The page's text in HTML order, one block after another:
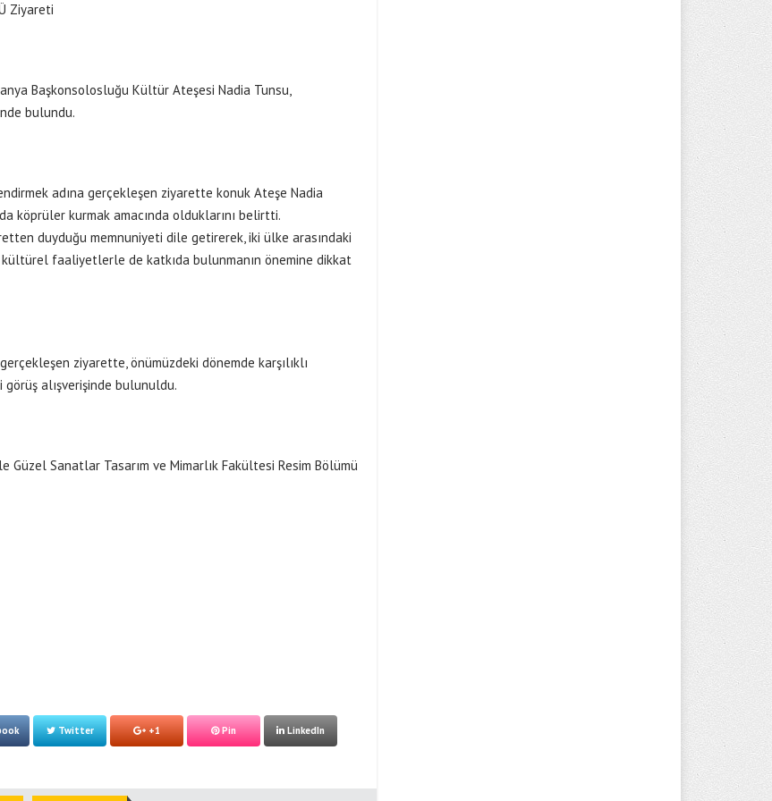
Ziyareti
Başkonsolosluğu Kültür Ateşesi Nadia Tunsu,
bulundu.
adına gerçekleşen ziyarette konuk Ateşe Nadia
köprüler kurmak amacında olduklarını belirtti.
duyduğu memnuniyeti dile getirerek, iki ülke arasındaki
faaliyetlerle de katkıda bulunmanın önemine dikkat
ziyarette, önümüzdeki dönemde karşılıklı
alışverişinde bulunuldu.
Güzel Sanatlar Tasarım ve Mimarlık Fakültesi Resim Bölümü
Twitter +1 Pin LinkedIn